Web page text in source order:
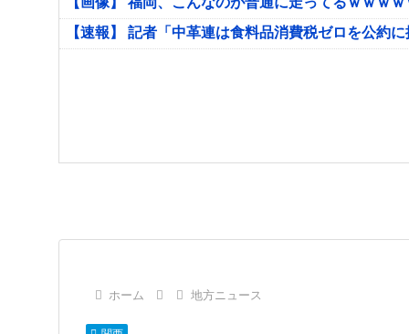
【速報】 記者「中革連は食料品消費税ゼロを公約
ホーム 地方ニュース